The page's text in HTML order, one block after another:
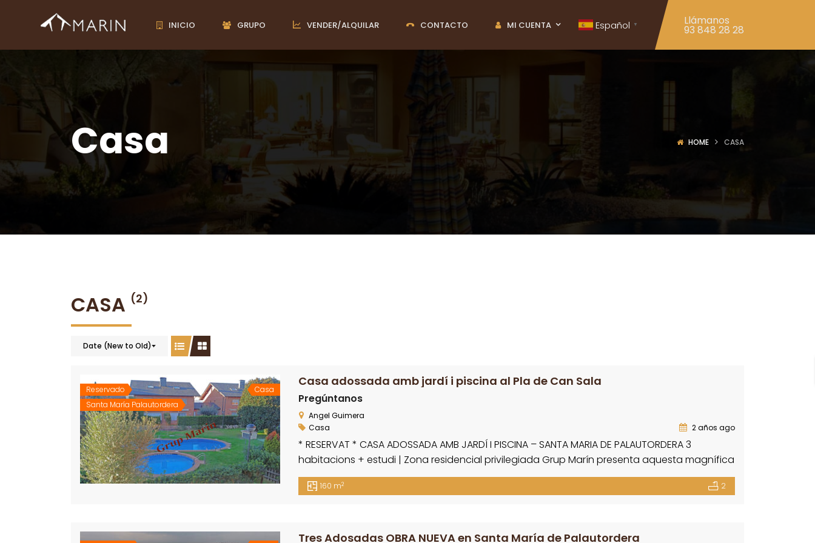
INICIO GRUPO VENDER/ALQUILAR CONTACTO MI CUENTA Español ▼ Llámanos
93 848 28 28
Casa HOME CASA
CASA (2)
Date (New to Old)
Reservado
Santa María Palautordera
Casa
Casa adossada amb jardí i piscina al Pla de Can Sala
Pregúntanos
Angel Guimera
Casa
2 años ago
* RESERVAT * CASA ADOSSADA AMB JARDÍ I PISCINA – SANTA MARIA DE PALAUTORDERA 3
habitacions + estudi | Zona residencial privilegiada Grup Marín presenta aquesta magnífica
casa adossada situada en una de les millors zones residencials de Santa Maria de
Palautordera, en perfecte estat i llesta per entrar-hi a viure. A només 35 minuts […]
160 m2 2
Tres Adosadas OBRA NUEVA en Santa María de Palautordera